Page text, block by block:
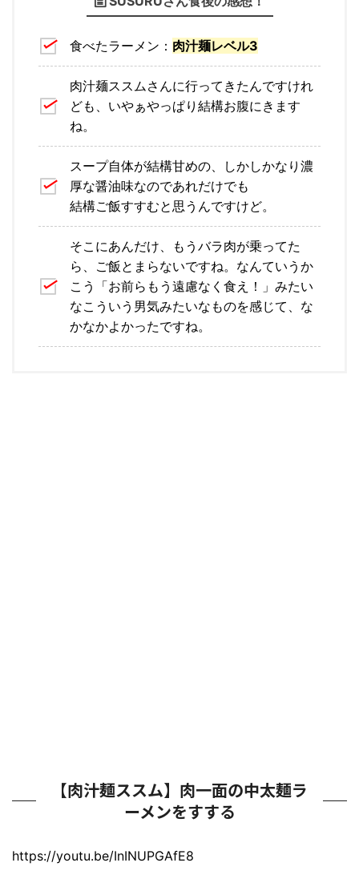
食べたラーメン： 肉汁麺レベル3
肉汁麺ススムさんに行ってきたんですけれ
ども、いやぁやっぱり結構お腹にきます
ね。
スープ自体が結構甘めの、しかしかなり濃
厚な醤油味なのであれだけでも
結構ご飯すすむと思うんですけど。
そこにあんだけ、もうバラ肉が乗ってた
ら、ご飯とまらないですね。なんていうか
こう「お前らもう遠慮なく食え！」みたい
なこういう男気みたいなものを感じて、な
かなかよかったですね。
【肉汁麺ススム】肉一面の中太麺ラ
ーメンをすする
https://youtu.be/InINUPGAfE8